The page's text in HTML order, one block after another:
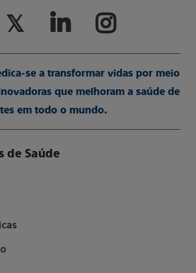
se a transformar vidas por meio
que melhoram a saúde de
em todo o mundo.
de Saúde